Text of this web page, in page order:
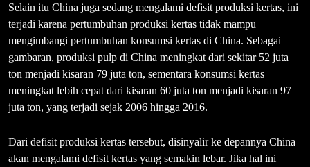
Selain itu China juga sedang mengalami defisit produksi kertas, ini
terjadi karena pertumbuhan produksi kertas tidak mampu
mengimbangi pertumbuhan konsumsi kertas di China. Sebagai
gambaran, produksi pulp di China meningkat dari sekitar 52 juta
ton menjadi kisaran 79 juta ton, sementara konsumsi kertas
meningkat lebih cepat dari kisaran 60 juta ton menjadi kisaran 97
juta ton, yang terjadi sejak 2006 hingga 2016.
Dari defisit produksi kertas tersebut, disinyalir ke depannya China
akan mengalami defisit kertas yang semakin lebar. Jika hal ini